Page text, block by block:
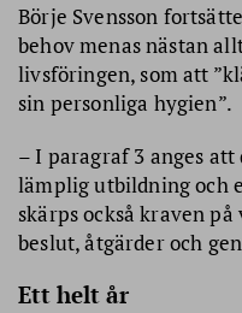
Börje Svensson
behov menas nästan
livsföringen, som att
sin personliga hygien”.
– I paragraf 3 anges
lämplig utbildning och
skärps också kraven
beslut, åtgärder och
Ett helt år